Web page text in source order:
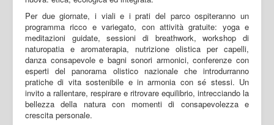
Per due giornate, i viali e i prati del parco ospiteranno un
programma ricco e variegato, con attività gratuite: yoga e
meditazioni guidate, sessioni di breathwork, workshop di
naturopatia e aromaterapia, nutrizione olistica per capelli,
danza consapevole e bagni sonori armonici, conferenze con
esperti del panorama olistico nazionale che introdurranno
pratiche di vita sostenibile e in armonia con sé stessi. Un
invito a rallentare, respirare e ritrovare equilibrio, intrecciando la
bellezza della natura con momenti di consapevolezza e
crescita personale.